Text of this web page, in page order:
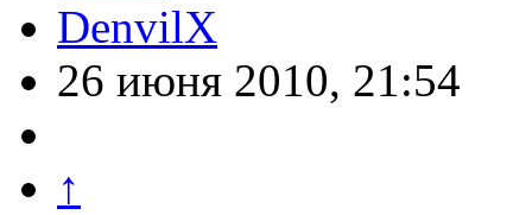
DenvilX
26 июня 2010, 21:54
↑